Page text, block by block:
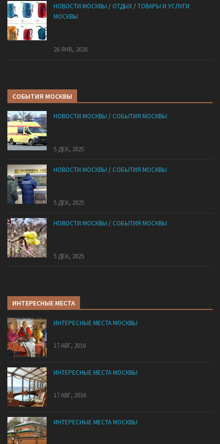
НОВОСТИ МОСКВЫ / ОТДЫХ /ТОВАРЫ И УСЛУГИ
МОСКВЫ
26 ЯНВ, 2026
СОБЫТИЯ МОСКВЫ
НОВОСТИ МОСКВЫ / СОБЫТИЯ МОСКВЫ
5 ДЕК, 2025
НОВОСТИ МОСКВЫ / СОБЫТИЯ МОСКВЫ
5 ДЕК, 2025
НОВОСТИ МОСКВЫ / СОБЫТИЯ МОСКВЫ
5 ДЕК, 2025
ИНТЕРЕСНЫЕ МЕСТА
ИНТЕРЕСНЫЕ МЕСТА МОСКВЫ
17 АВГ, 2016
ИНТЕРЕСНЫЕ МЕСТА МОСКВЫ
17 АВГ, 2016
ИНТЕРЕСНЫЕ МЕСТА МОСКВЫ